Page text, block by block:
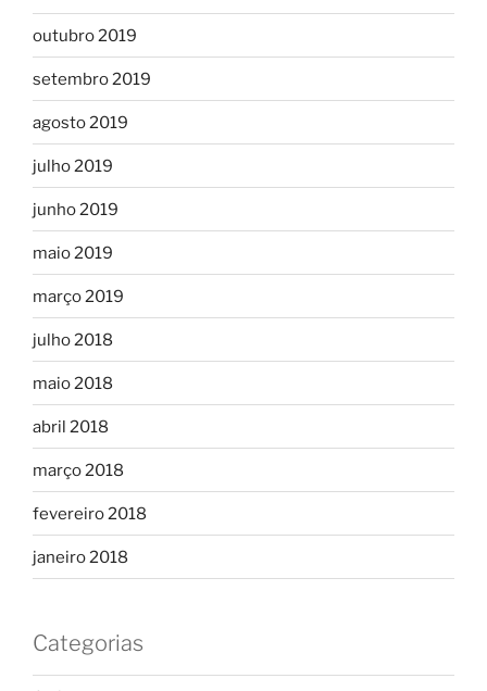
outubro 2019
setembro 2019
agosto 2019
julho 2019
junho 2019
maio 2019
março 2019
julho 2018
maio 2018
abril 2018
março 2018
fevereiro 2018
janeiro 2018
Categorias